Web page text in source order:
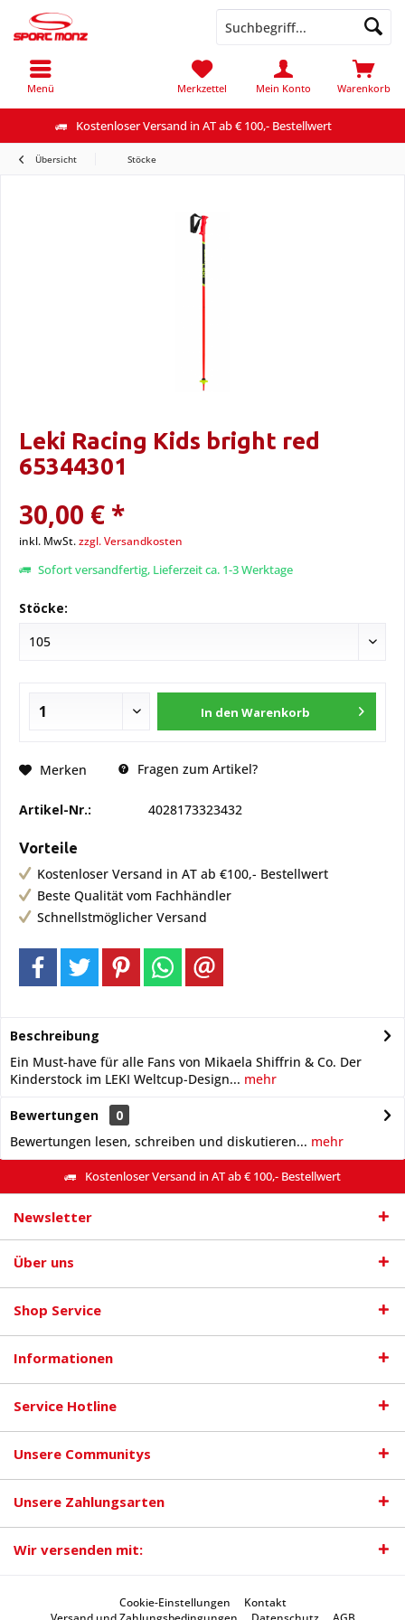
Kostenloser Versand in AT ab € 100,- Bestellwert
Menü Warenkorb
Merkzettel Mein Konto
Übersicht Stöcke
Leki Racing Kids bright red
65344301
30,00 € *
inkl. MwSt.zzgl. Versandkosten
Sofort versandfertig, Lieferzeit ca. 1-3 Werktage
Stöcke:
In den Warenkorb
Merken Fragen zum Artikel?
Artikel-Nr.: 4028173323432
Vorteile
Kostenloser Versand in AT ab €100,- Bestellwert
Beste Qualität vom Fachhändler
Schnellstmöglicher Versand
Beschreibung
Ein Must-have für alle Fans von Mikaela Shiffrin & Co. Der
Kinderstock im LEKI Weltcup-Design... mehr
Bewertungen
0
Bewertungen lesen, schreiben und diskutieren... mehr
Kostenloser Versand in AT ab € 100,- Bestellwert
Newsletter
Über uns
Shop Service
Informationen
Service Hotline
Unsere Communitys
Unsere Zahlungsarten
Wir versenden mit:
Cookie-Einstellungen
Kontakt